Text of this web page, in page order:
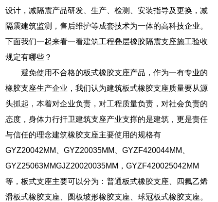
设计，减隔震产品研发、生产、检测、安装指导及更换，减
隔震建筑监测，售后维护等成套技术为一体的高科技企业。
下面我们一起来看一看建筑工程叠层橡胶隔震支座施工验收
规定有哪些？
避免使用不合格的板式橡胶支座产品，作为一有专业的
橡胶支座生产企业，我们认为建筑板式橡胶支座质量要从源
头抓起，本着对企业负责，对工程质量负责，对社会负责的
态度，身体力行扞卫建筑支座产业支撑的是建筑，更是责任
与信任的理念建筑橡胶支座主要使用的规格有
GYZ20042MM、GYZ20035MM、GYZF420044MM、
GYZ25063MMGJZ20020035MM，GYZF420025042MM
等，板式支座主要可以分为：普通板式橡胶支座、四氟乙烯
滑板式橡胶支座、圆板坡形橡胶支座、球冠板式橡胶支座。